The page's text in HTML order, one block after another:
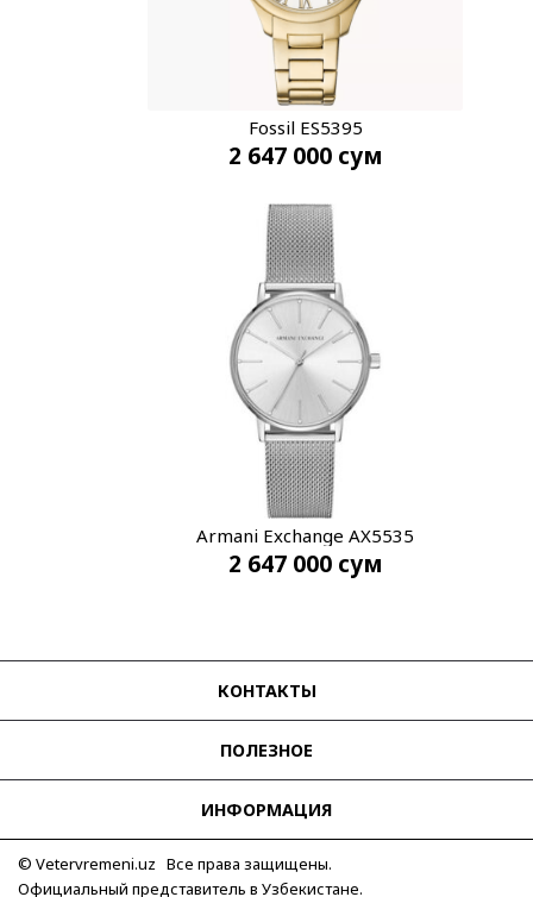
Fossil ES5395
2 647 000 сум
Armani Exchange AX5535
2 647 000 сум
КОНТАКТЫ
ПОЛЕЗНОЕ
ИНФОРМАЦИЯ
© Vetervremeni.uz Все права защищены.
Официальный представитель в Узбекистане.